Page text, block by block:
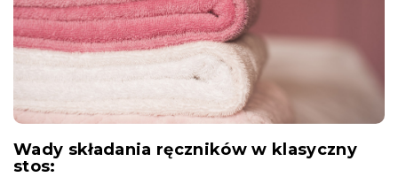
Wady składania ręczników w klasyczny
stos: